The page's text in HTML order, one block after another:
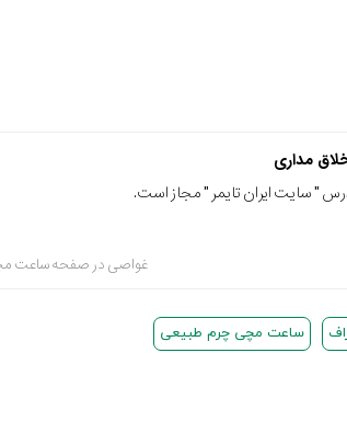
مداری
"سایت ایران تایمر " مجاز است.
غواصی در صفحه ساعت
ساعت مچی چرم طبیعی